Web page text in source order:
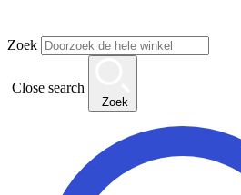
Zoek
Close search
Zoek